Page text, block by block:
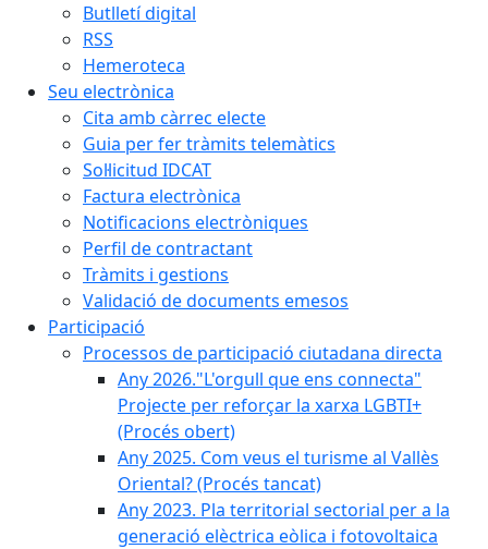
Butlletí digital
RSS
Hemeroteca
Seu electrònica
Cita amb càrrec electe
Guia per fer tràmits telemàtics
Sol·licitud IDCAT
Factura electrònica
Notificacions electròniques
Perfil de contractant
Tràmits i gestions
Validació de documents emesos
Participació
Processos de participació ciutadana directa
Any 2026."L'orgull que ens connecta"
Projecte per reforçar la xarxa LGBTI+
(Procés obert)
Any 2025. Com veus el turisme al Vallès
Oriental? (Procés tancat)
Any 2023. Pla territorial sectorial per a la
generació elèctrica eòlica i fotovoltaica